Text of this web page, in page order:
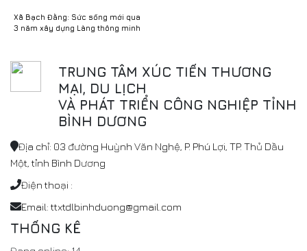
Xã Bạch Đằng: Sức sống mới qua
3 năm xây dựng Làng thông minh
TRUNG TÂM XÚC TIẾN THƯƠNG
MẠI, DU LỊCH
VÀ PHÁT TRIỂN CÔNG NGHIỆP TỈNH
BÌNH DƯƠNG
Địa chỉ: 03 đường Huỳnh Văn Nghệ, P. Phú Lợi, TP. Thủ Dầu
Một, tỉnh Bình Dương
Điện thoại :
Email: ttxtdlbinhduong@gmail.com
THỐNG KÊ